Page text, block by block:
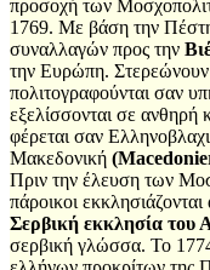
προσοχή των
1769. Με βάση την
συναλλαγών προς την
την Ευρώπη. Στερεώνουν
πολιτογραφούνται σαν
εξελίσσονται σε ανθηρή
φέρεται σαν
Μακεδονική
Πριν την έλευση των
πάροικοι
Σερβική εκκλησία του
σερβική γλώσσα. Το